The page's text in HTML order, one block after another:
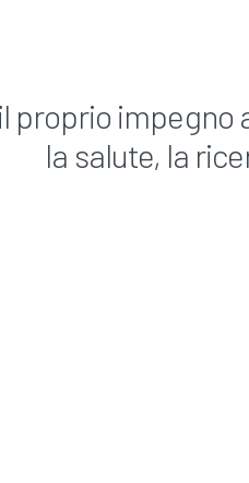
proprio impegno
la salute, la